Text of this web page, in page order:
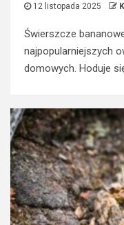
12 listopada 2025
Świerszcze
najpopularniejszych
domowych. Hoduje